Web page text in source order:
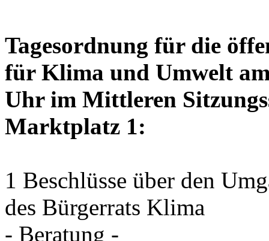
Tagesordnung für die
für Klima und Umwelt
Uhr im Mittleren
Marktplatz 1:
1 Beschlüsse über den
des Bürgerrats Klima
- Beratung -